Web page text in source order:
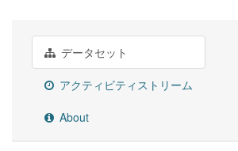
データセット
アクティビティストリーム
About